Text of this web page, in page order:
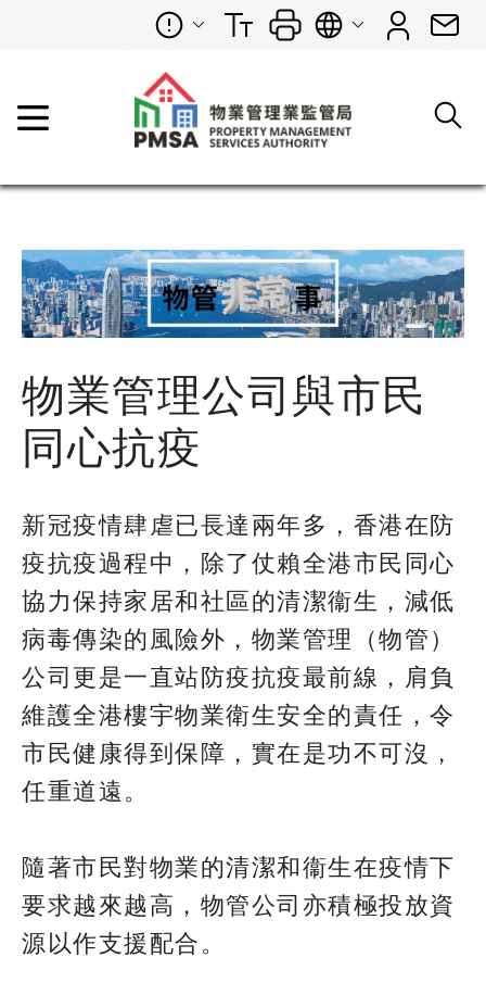
物業管理公司與市民
同心抗疫
新冠疫情肆虐已長達兩年多，香港在防
疫抗疫過程中，除了仗賴全港市民同心
協力保持家居和社區的清潔衞生，減低
病毒傳染的風險外，物業管理（物管）
公司更是一直站防疫抗疫最前線，肩負
維護全港樓宇物業衛生安全的責任，令
市民健康得到保障，實在是功不可沒，
任重道遠。
隨著市民對物業的清潔和衞生在疫情下
要求越來越高，物管公司亦積極投放資
源以作支援配合。